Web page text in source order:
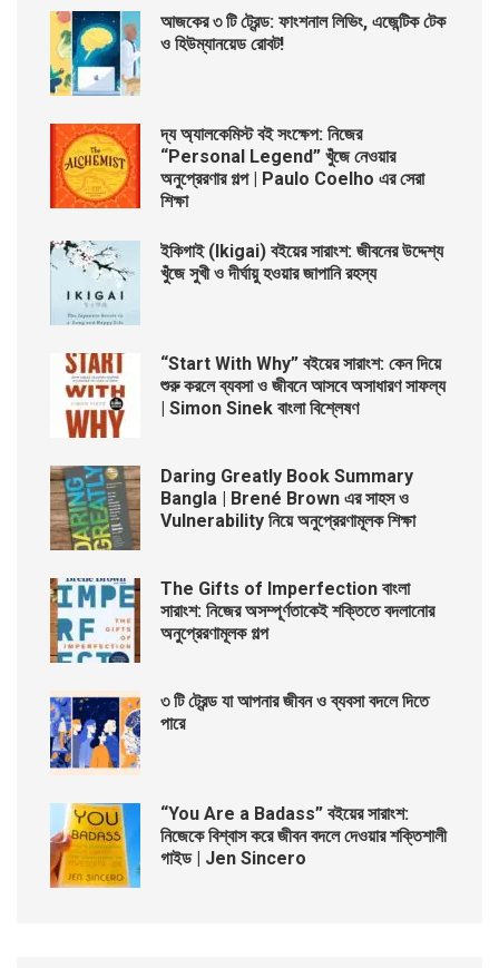
আজকের ৩ টি ট্রেন্ড: ফাংশনাল লিভিং, এজেন্টিক টেক
ও হিউম্যানয়েড রোবট!
দ্য অ্যালকেমিস্ট বই সংক্ষেপ: নিজের
“Personal Legend” খুঁজে নেওয়ার
অনুপ্রেরণার গল্প | Paulo Coelho এর সেরা
শিক্ষা
ইকিগাই (Ikigai) বইয়ের সারাংশ: জীবনের উদ্দেশ্য
খুঁজে সুখী ও দীর্ঘায়ু হওয়ার জাপানি রহস্য
“Start With Why” বইয়ের সারাংশ: কেন দিয়ে
শুরু করলে ব্যবসা ও জীবনে আসবে অসাধারণ সাফল্য
| Simon Sinek বাংলা বিশ্লেষণ
Daring Greatly Book Summary
Bangla | Brené Brown এর সাহস ও
Vulnerability নিয়ে অনুপ্রেরণামূলক শিক্ষা
The Gifts of Imperfection বাংলা
সারাংশ: নিজের অসম্পূর্ণতাকেই শক্তিতে বদলানোর
অনুপ্রেরণামূলক গল্প
৩ টি ট্রেন্ড যা আপনার জীবন ও ব্যবসা বদলে দিতে
পারে
“You Are a Badass” বইয়ের সারাংশ:
নিজেকে বিশ্বাস করে জীবন বদলে দেওয়ার শক্তিশালী
গাইড | Jen Sincero